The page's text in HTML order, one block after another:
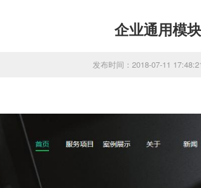
企业通用模
发布时间：2018-07-11